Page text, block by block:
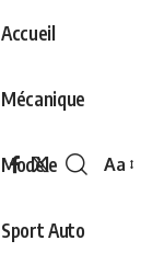
Accueil
Mécanique
Modèle
Sport Auto
Font
Aa